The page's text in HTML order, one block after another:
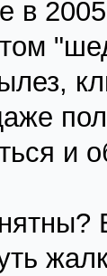
в
и